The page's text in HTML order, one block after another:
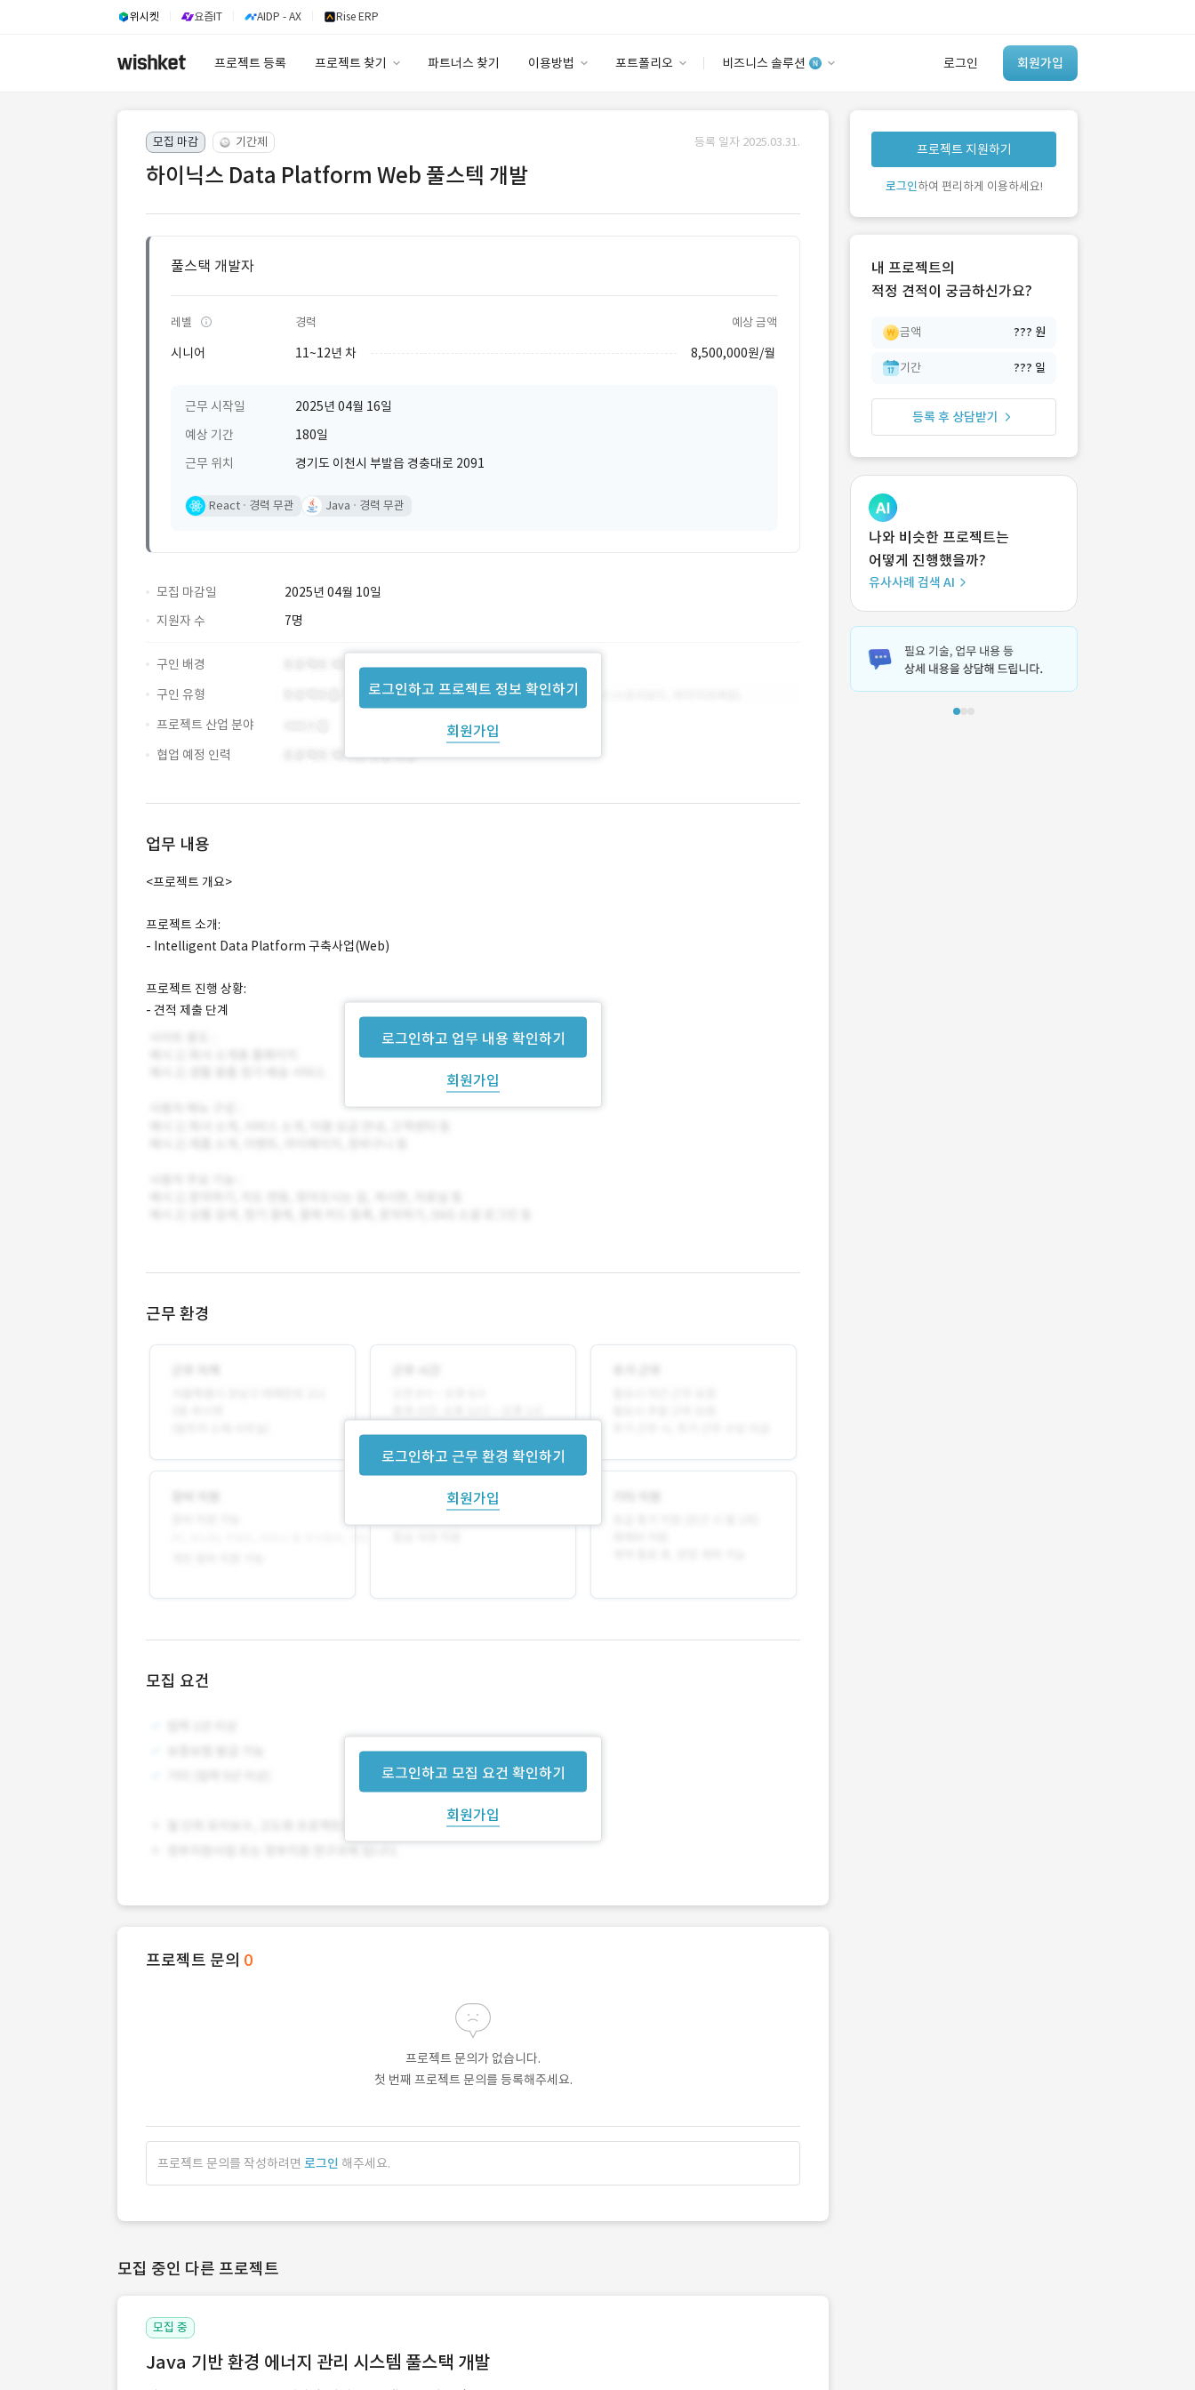
위시켓 요즘IT AIDP - AX Rise ERP
프로젝트 등록 프로젝트 찾기 파트너스 찾기 이용방법 포트폴리오 비즈니스 솔루션 로그인 회원가입
안심 코드 케어
유사사례 검색 AI
‘이런 거’ 만들어본
개발 회사 있어?
모집 마감 기간제 등록 일자 2025.03.31.
하이닉스 Data Platform Web 풀스텍 개발
풀스택 개발자
레벨 경력 예상 금액
시니어 11~12년 차 8,500,000원/월
근무 시작일
2025년 04월 16일
예상 기간
180일
근무 위치
경기도 이천시 부발읍 경충대로 2091
React 경력 무관 Java 경력 무관
모집 마감일
2025년 04월 10일
지원자 수
7명
로그인하고 프로젝트 정보 확인하기
회원가입
구인 배경
구인 유형
프로젝트 산업 분야
협업 예정 인력
업무 내용
로그인하고 업무 내용 확인하기
회원가입
<프로젝트 개요>
프로젝트 소개:
- Intelligent Data Platform 구축사업(Web)
프로젝트 진행 상황:
- 견적 제출 단계
근무 환경
로그인하고 근무 환경 확인하기
회원가입
모집 요건
로그인하고 모집 요건 확인하기
회원가입
프로젝트 문의 0
프로젝트 문의가 없습니다.
첫 번째 프로젝트 문의를 등록해주세요.
프로젝트 문의를 작성하려면 로그인 해주세요.
모집 중인 다른 프로젝트
모집 중
Java 기반 환경 에너지 관리 시스템 풀스택 개발
프로젝트 지원하기
로그인하여 편리하게 이용하세요!
내 프로젝트의
적정 견적이 궁금하신가요?
금액 ??? 원
기간 ??? 일
등록 후 상담받기
나와 비슷한 프로젝트는
어떻게 진행했을까?
유사사례 검색 AI